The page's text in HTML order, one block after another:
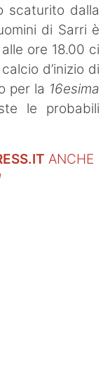
scaturito dalla
di Sarri è
ore 18.00 ci
d’inizio di
per la 16esima
le probabili
ANCHE